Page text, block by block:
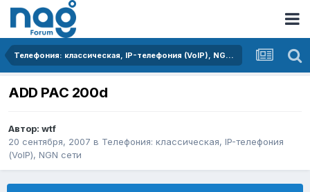
Телефония: классическая, IP-телефония (VoIP), NGN сети
ADD PAC 200d
Автор: wtf
20 сентября, 2007 в Телефония: классическая, IP-телефония
(VoIP), NGN сети